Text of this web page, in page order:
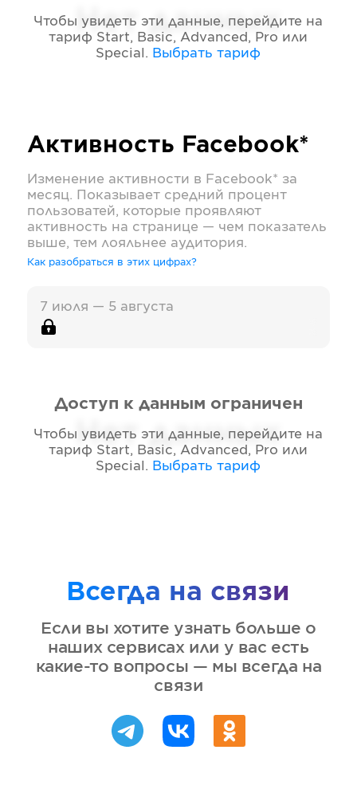
Нет данных
Чтобы увидеть эти данные, перейдите на
тариф Start, Basic, Advanced, Pro или
Special . Выбрать тариф
Активность Facebook*
Изменение активности в Facebook* за
месяц. Показывает средний процент
пользоватей, которые проявляют
активность на странице — чем показатель
выше, тем лояльнее аудитория.
Как разобраться в этих цифрах?
7 июля — 5 августа
Нет данных
Доступ к данным ограничен
Чтобы увидеть эти данные, перейдите на
тариф Start, Basic, Advanced, Pro или
Special . Выбрать тариф
Всегда на связи
Если вы хотите узнать больше о
наших сервисах или у вас есть
какие-то вопросы — мы всегда на
связи